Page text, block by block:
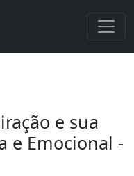
e sua
e Emocional -